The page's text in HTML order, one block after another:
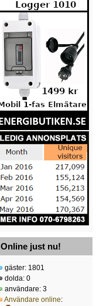
Online just nu!
gäster: 1801
dolda: 0
användare: 3
Användare online: